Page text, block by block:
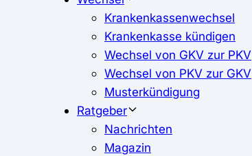
Krankenkassenwechsel
Krankenkasse kündigen
Wechsel von GKV zur PKV
Wechsel von PKV zur GKV
Musterkündigung
Ratgeber
Nachrichten
Magazin